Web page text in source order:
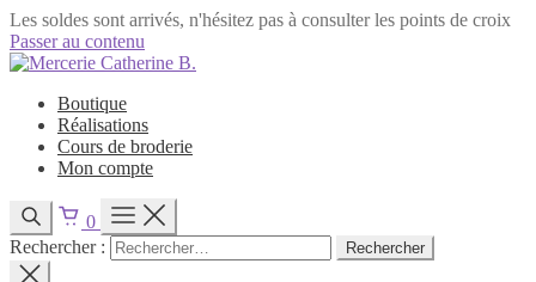
Les soldes sont arrivés, n'hésitez pas à consulter les points de croix
Passer au contenu
Boutique
Réalisations
Cours de broderie
Mon compte
0
Rechercher :